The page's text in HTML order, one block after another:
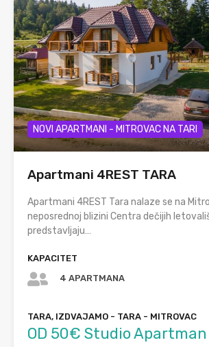
NOVI APARTMANI - MITROVAC NA TARI
Apartmani 4REST TARA
Apartmani 4REST Tara nalaze se na
neposrednoj blizini Centra dečijih
predstavljaju…
KAPACITET
4 APARTMANA
TARA, IZDVAJAMO - TARA - MITROVAC
OD 50€ Studio